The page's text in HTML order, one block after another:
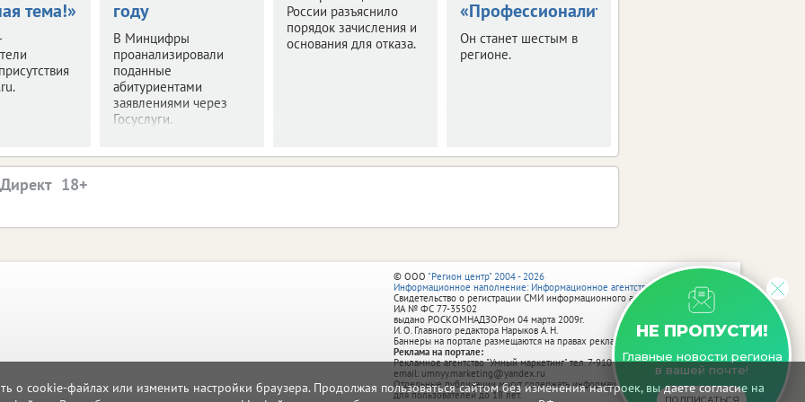
о cookie-файлах или изменить настройки браузера. Продолжая пользоваться сайтом без изменения настроек, вы даете согласие на
тема!»
году
В Минцифры
проанализировали
поданные
абитуриентами
заявлениями через
Госуслуги.
России разъяснило
порядок зачисления и
основания для отказа.
«Профессионалитета»
Он станет шестым в
регионе.
НЕ ПРОПУСТИ!
Главные новости региона
в вашей почте!
© ООО "Регион центр" 2004 - 2026
Информационное наполнение: Информационное агентство vRossii.ru
Свидетельство о регистрации СМИ информационного агентства vRossii.ru
ИА № ФС 77‑35502
выдано РОСКОМНАДЗОРом 04 марта 2009г.
И. О. Главного редактора Нарыков А. Н.
Баннеры на портале размещаются на правах рекламы.
Реклама на портале:
Рекламное агентство "Умный маркетинг" тел. 7-910-267-70-40,
email: umnyy.marketing@yandex.ru
Отдельные публикации могут содержать информацию, не предназначенную
для пользователей до 18 лет.